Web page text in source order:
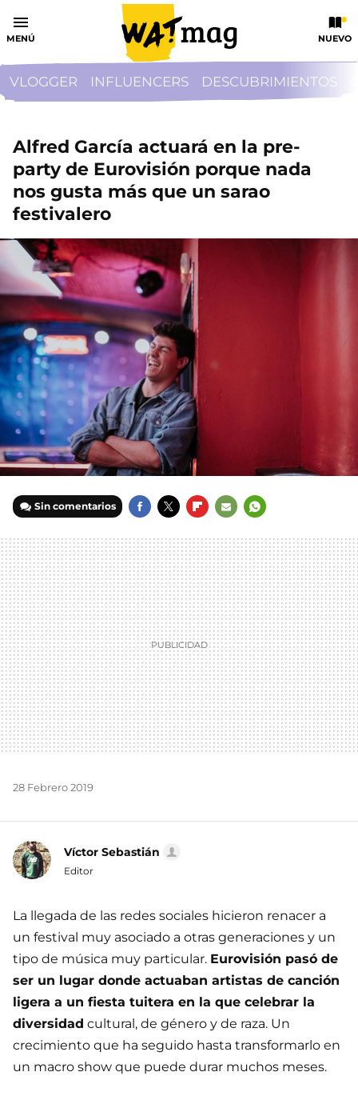
MENÚ NUEVO
VLOGGER INFLUENCERS DESCUBRIMIENTOS
Alfred García actuará en la pre-
party de Eurovisión porque nada
nos gusta más que un sarao
festivalero
Sin comentarios
MAIL
28 Febrero 2019
Víctor Sebastián
Editor
La llegada de las redes sociales hicieron renacer a
un festival muy asociado a otras generaciones y un
tipo de música muy particular. Eurovisión pasó de
ser un lugar donde actuaban artistas de canción
ligera a un fiesta tuitera en la que celebrar la
diversidad cultural, de género y de raza. Un
crecimiento que ha seguido hasta transformarlo en
un macro show que puede durar muchos meses.